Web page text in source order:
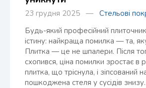
23 грудня 2025 — Стельові
Будь-який професійний
істину: найкраща помилка — та,
Плитка — це не шпалери. Після
схопився, ціна помилки зростає в
плитка, що тріснула, і зіпсований
пошкоджена стеля у сусідів знизу.